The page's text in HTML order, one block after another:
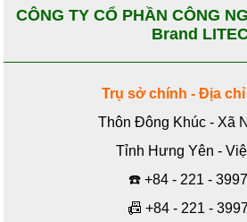
CÔNG TY CỔ PHẦN CÔNG
Brand
Trụ sở chính - Địa
Thôn Đông Khúc - Xã
Tỉnh Hưng Yên -
☎️ +84 - 221 -
📠 +84 - 221 -